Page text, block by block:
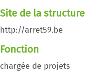
Site de la structure
http://arret59.be
Fonction
chargée de projets